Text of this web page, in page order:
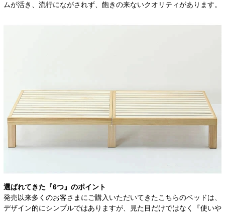
ムが活き、流行にながされず、飽きの来ないクオリティがあります。
選ばれてきた『6つ』のポイント
発売以来多くのお客さまにご購入いただいてきたこちらのベッドは、
デザイン的にシンプルではありますが、見た目だけではなく『使いや